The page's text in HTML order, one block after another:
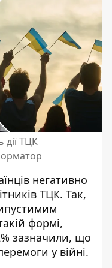
дії ТЦК
негативно
ТЦК. Так,
формі,
зазначили, що
у війні.